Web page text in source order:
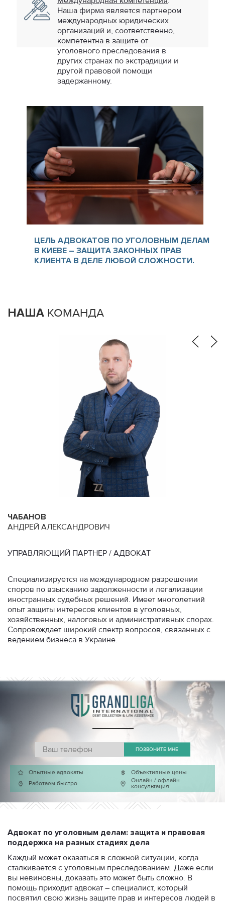
Наша фирма является партнером
международных юридических
организаций и, соответственно,
компетентна в защите от
уголовного преследования в
других странах по экстрадиции и
другой правовой помощи
задержанному.
ЦЕЛЬ АДВОКАТОВ ПО УГОЛОВНЫМ ДЕЛАМ
В КИЕВЕ – ЗАЩИТА ЗАКОННЫХ ПРАВ
КЛИЕНТА В ДЕЛЕ ЛЮБОЙ СЛОЖНОСТИ.
НАША КОМАНДА
ЧАБАНОВ
АНДРЕЙ АЛЕКСАНДРОВИЧ
УПРАВЛЯЮЩИЙ ПАРТНЕР / АДВОКАТ
Специализируется на международном разрешении
споров по взысканию задолженности и легализации
иностранных судебных решений. Имеет многолетний
опыт защиты интересов клиентов в уголовных,
хозяйственных, налоговых и административных спорах.
Сопровождает широкий спектр вопросов, связанных с
ведением бизнеса в Украине.
ПОЗВОНИТЕ МНЕ
Опытные адвокаты
Объективные цены
Работаем быстро
Онлайн / офлайн
консультация
Адвокат по уголовным делам: защита и правовая
поддержка на разных стадиях дела
Каждый может оказаться в сложной ситуации, когда
сталкивается с уголовным преследованием. Даже если
вы невиновны, доказать это может быть сложно. В
помощь приходит адвокат – специалист, который
посвятил свою жизнь защите прав и интересов людей в